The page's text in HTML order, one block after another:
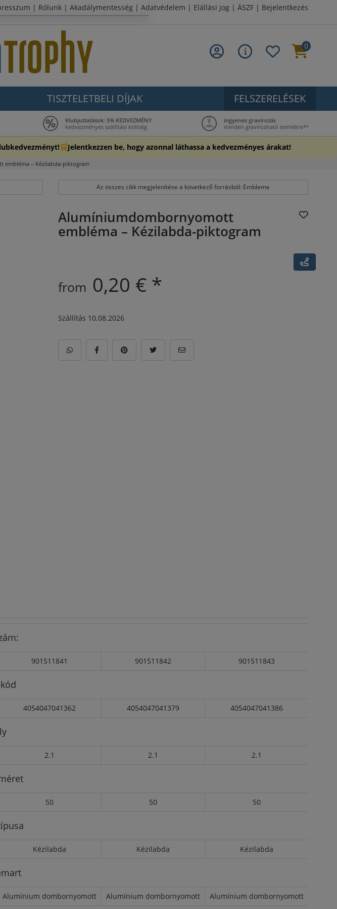
| Rólunk | Akadálymentesség | Adatvédelem | Elállási jog | ÁSZF | Bejelentkezés
0
TISZTELETBELI DÍJAK FELSZERELÉSEK
Klubjuttatások: 5% KEDVEZMÉNY
kedvezményes szállítási költség
ingyenes gravírozás
minden gravírozható termékre*³
🛒Jelentkezzen be, hogy azonnal láthassa a kedvezményes árakat!
– Kézilabda-piktogram
Az összes cikk megjelenítése a következő forrásból: Embleme
Alumíniumdombornyomott
embléma – Kézilabda-piktogram
from 0,20 € *
Szállítás 10.08.2026
901511841 901511842 901511843
4054047041362 4054047041379 4054047041386
2.1 2.1 2.1
50 50 50
Kézilabda Kézilabda Kézilabda
Alumínium dombornyomott Alumínium dombornyomott Alumínium dombornyomott